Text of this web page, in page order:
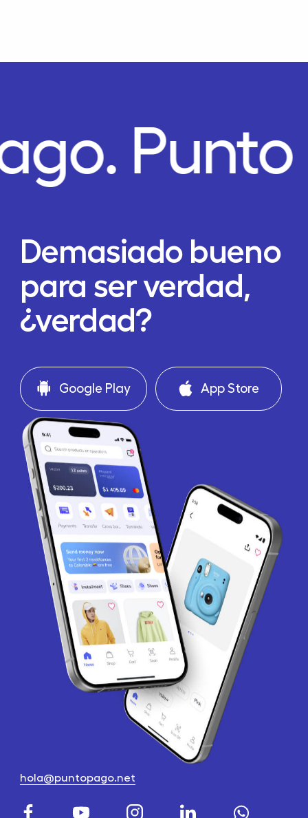
Demasiado bueno
para ser verdad,
¿verdad?
Google Play App Store
hola@puntopago.net